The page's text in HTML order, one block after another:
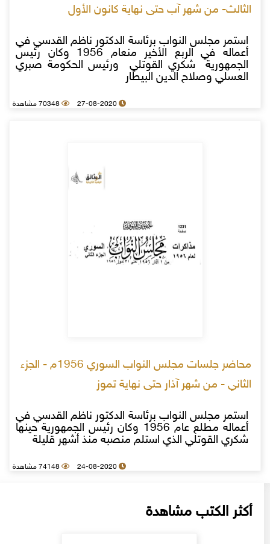
الثالث- من شهر آب حتى نهاية كانون الأول
استمر مجلس النواب برئاسة الدكتور ناظم القدسي في
أعماله في الربع الأخير منعام 1956 وكان رئيس
الجمهورية شكري القوتلي ورئيس الحكومة صبري
العسلي وصلاح الدين البيطار
27-08-2020 70348 مشاهدة
محاضر جلسات مجلس النواب السوري 1956م - الجزء
الثاني - من شهر آذار حتى نهاية تموز
استمر مجلس النواب برئاسة الدكتور ناظم القدسي في
أعماله مطلع عام 1956 وكان رئيس الجمهورية حينها
شكري القوتلي الذي استلم منصبه منذ أشهر قليلة
24-08-2020 74148 مشاهدة
أكثر الكتب مشاهدة